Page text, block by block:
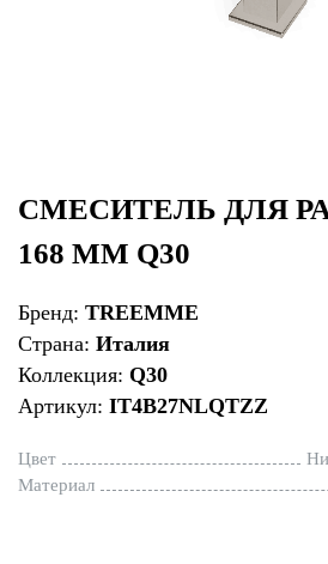
СМЕСИТЕЛЬ ДЛЯ
168 ММ Q30
Бренд: TREEMME
Страна: Италия
Коллекция: Q30
Артикул: IT4B27NLQTZZ
Цвет
Материал